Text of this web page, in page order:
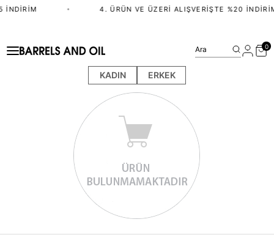
İNDIRIM • 4. ÜRÜN VE ÜZERI ALIŞVERIŞTE %20
KADIN ERKEK
Ara 0